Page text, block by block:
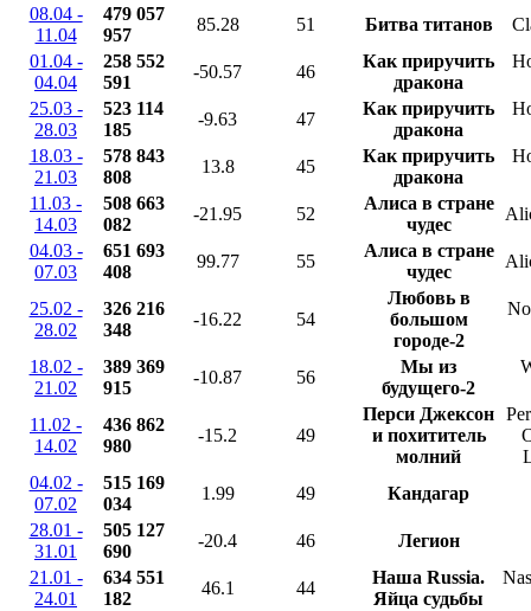
08.04 -
11.04
479 057
957
85.28 51 Битва титанов
01.04 -
04.04
258 552
591
-50.57 46
Как приручить
дракона
25.03 -
28.03
523 114
185
-9.63 47
Как приручить
дракона
18.03 -
21.03
578 843
808
13.8 45
Как приручить
дракона
11.03 -
14.03
508 663
082
-21.95 52
Алиса в стране
чудес
04.03 -
07.03
651 693
408
99.77 55
Алиса в стране
чудес
25.02 -
28.02
326 216
348
-16.22 54
Любовь в
большом
городе-2
18.02 -
21.02
389 369
915
-10.87 56
Мы из
будущего-2
11.02 -
14.02
436 862
980
-15.2 49
Перси Джексон
и похититель
молний
04.02 -
07.02
515 169
034
1.99 49
Кандагар
28.01 -
31.01
505 127
690
-20.4 46
Легион
21.01 -
24.01
634 551
182
46.1 44
Наша Russia.
Яйца судьбы